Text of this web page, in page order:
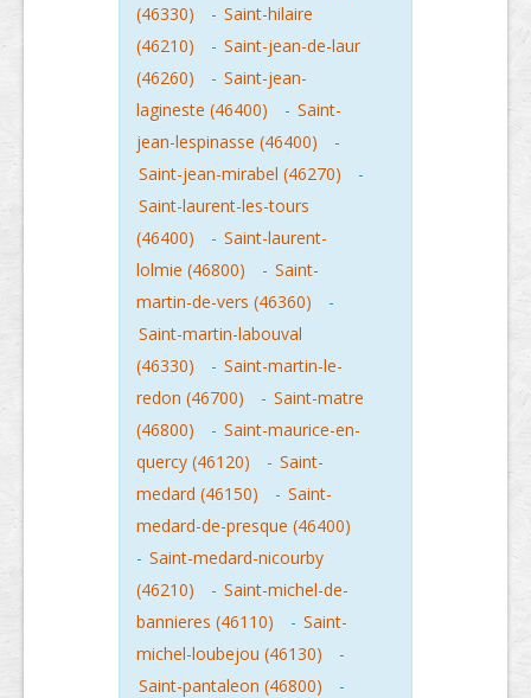
(46330)
- Saint-hilaire
(46210)
- Saint-jean-de-laur
(46260)
- Saint-jean-
lagineste (46400)
- Saint-
jean-lespinasse (46400)
-
Saint-jean-mirabel (46270)
-
Saint-laurent-les-tours
(46400)
- Saint-laurent-
lolmie (46800)
- Saint-
martin-de-vers (46360)
-
Saint-martin-labouval
(46330)
- Saint-martin-le-
redon (46700)
- Saint-matre
(46800)
- Saint-maurice-en-
quercy (46120)
- Saint-
medard (46150)
- Saint-
medard-de-presque (46400)
- Saint-medard-nicourby
(46210)
- Saint-michel-de-
bannieres (46110)
- Saint-
michel-loubejou (46130)
-
Saint-pantaleon (46800)
-